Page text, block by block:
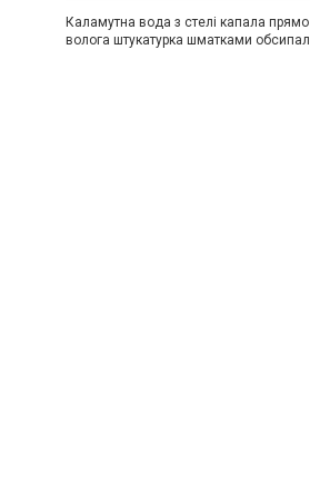
Каламутна вода з стелі капала прямо
волога штукатурка шматками